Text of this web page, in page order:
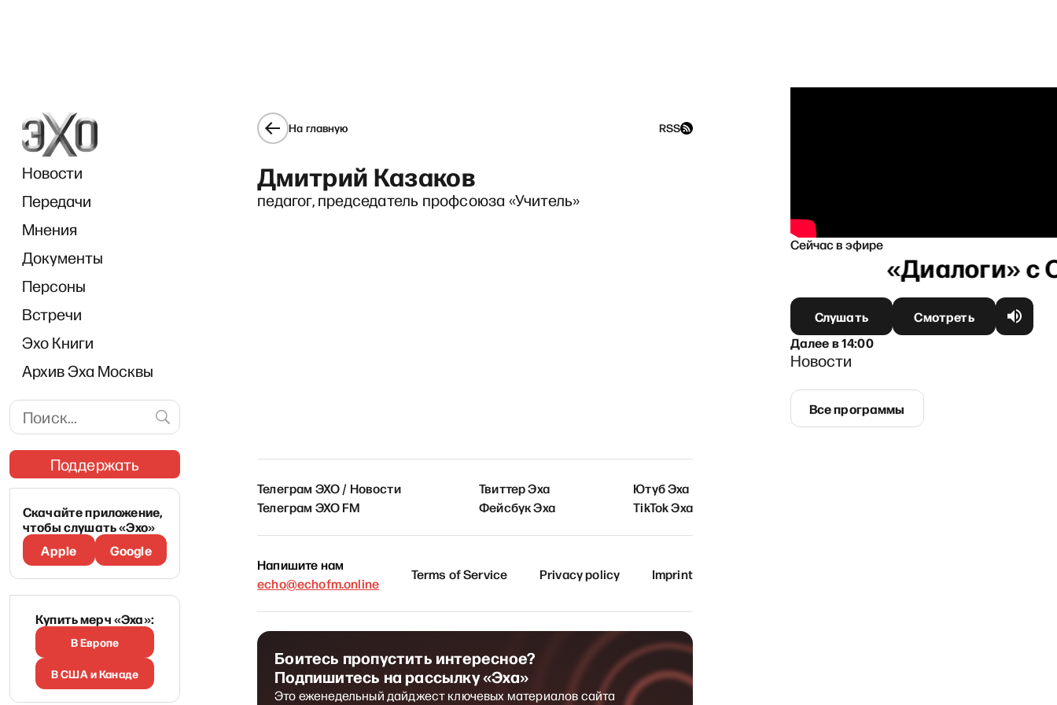
Новости
Передачи
Мнения
Документы
Персоны
Встречи
Эхо Книги
Архив Эха Москвы
Поддержать
Скачайте приложение,
чтобы слушать «Эхо»
Apple
Google
Купить мерч «Эха»:
В Европе
В США и Канаде
На главную RSS
Дмитрий Казаков
педагог, председатель профсоюза «Учитель»
Телеграм ЭХО / Новости
Телеграм ЭХО FM
Твиттер Эха
Фейсбук Эха
Ютуб Эха
TikTok Эха
Напишите нам
echo@echofm.online
Terms of Service Privacy policy Imprint
Боитесь пропустить интересное?
Подпишитесь на рассылку «Эха»
Это еженедельный дайджест ключевых материалов сайта
Сейчас в эфире
Слушать
Смотреть
Далеев14:00
Новости
Все программы